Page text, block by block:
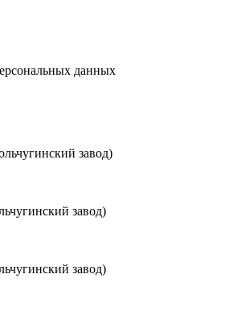
данных
завод)
завод)
завод)